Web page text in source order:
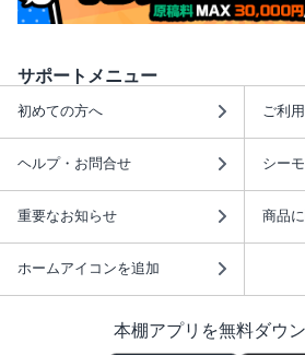
サポートメニュー
初めての方へ ご利
ヘルプ・お問合せ シー
重要なお知らせ 商品
ホームアイコンを追加
本棚アプリを無料ダウン